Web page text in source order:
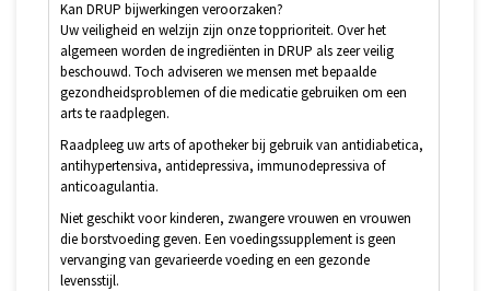
Kan DRUP bijwerkingen veroorzaken?
Uw veiligheid en welzijn zijn onze topprioriteit. Over het
algemeen worden de ingrediënten in DRUP als zeer veilig
beschouwd. Toch adviseren we mensen met bepaalde
gezondheidsproblemen of die medicatie gebruiken om een
arts te raadplegen.
Raadpleeg uw arts of apotheker bij gebruik van antidiabetica,
antihypertensiva, antidepressiva, immunodepressiva of
anticoagulantia.
Niet geschikt voor kinderen, zwangere vrouwen en vrouwen
die borstvoeding geven. Een voedingssupplement is geen
vervanging van gevarieerde voeding en een gezonde
levensstijl.